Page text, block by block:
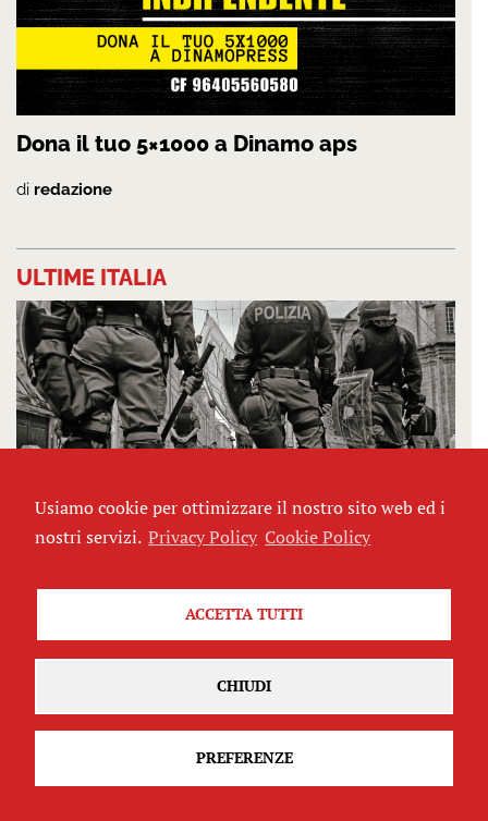
Dona il tuo 5×1000 a Dinamo aps
di redazione
ULTIME ITALIA
Il potere della polizia e la qualità della
Caprioglio
Francesco Ferri
Usiamo cookie per ottimizzare il nostro sito web ed i
nostri servizi. Privacy Policy Cookie Policy
ACCETTA TUTTI
CHIUDI
PREFERENZE